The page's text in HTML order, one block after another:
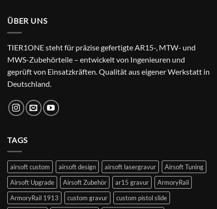
ÜBER UNS
TIER1ONE steht für präzise gefertigte AR15-, MTW- und
MWS-Zubehörteile – entwickelt von Ingenieuren und
geprüft von Einsatzkräften. Qualität aus eigener Werkstatt in
Deutschland.
TAGS
airsoft custom airsoft design airsoft lasergravur
Airsoft Tuning
Airsoft Upgrade
Airsoft Zubehör ar15 gravur
ArmoryRail
ArmoryRail 1913
custom gravur
custom pistol slide